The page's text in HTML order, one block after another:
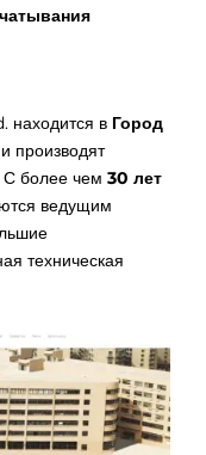
в Город
производят
С более чем 30 лет
ведущим
техническая